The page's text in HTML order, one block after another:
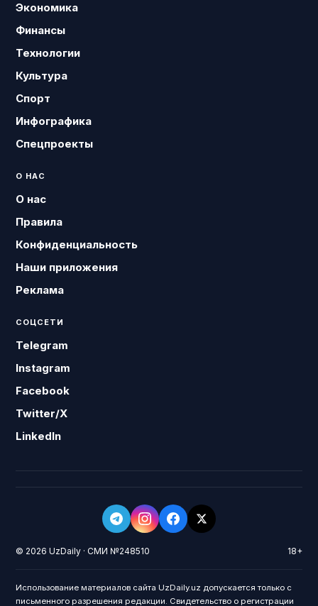
Экономика
Финансы
Технологии
Культура
Спорт
Инфографика
Спецпроекты
О НАС
О нас
Правила
Конфиденциальность
Наши приложения
Реклама
СОЦСЕТИ
Telegram
Instagram
Facebook
Twitter/X
LinkedIn
© 2026 UzDaily · СМИ №248510 18+
Использование материалов сайта UzDaily.uz допускается только с
письменного разрешения редакции. Свидетельство о регистрации